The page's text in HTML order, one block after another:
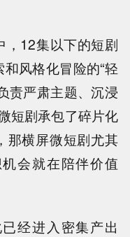
，12集以下的短剧
风格化冒险的“轻
责严肃主题、沉浸
短剧承包了碎片化
那横屏微短剧尤其
会就在陪伴价值
经进入密集产出